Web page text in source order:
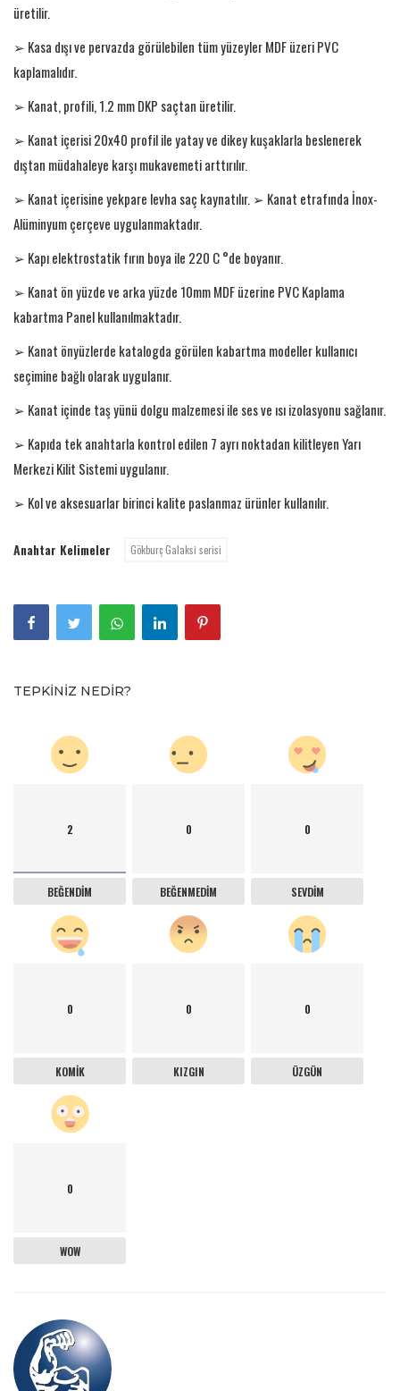
üretilir.
➢ Kasa dışı ve pervazda görülebilen tüm yüzeyler MDF üzeri PVC
kaplamalıdır.
➢ Kanat, profili, 1.2 mm DKP saçtan üretilir.
➢ Kanat içerisi 20x40 profil ile yatay ve dikey kuşaklarla beslenerek
dıştan müdahaleye karşı mukavemeti arttırılır.
➢ Kanat içerisine yekpare levha saç kaynatılır. ➢ Kanat etrafında İnox-
Alüminyum çerçeve uygulanmaktadır.
➢ Kapı elektrostatik fırın boya ile 220 C °de boyanır.
➢ Kanat ön yüzde ve arka yüzde 10mm MDF üzerine PVC Kaplama
kabartma Panel kullanılmaktadır.
➢ Kanat önyüzlerde katalogda görülen kabartma modeller kullanıcı
seçimine bağlı olarak uygulanır.
➢ Kanat içinde taş yünü dolgu malzemesi ile ses ve ısı izolasyonu sağlanır.
➢ Kapıda tek anahtarla kontrol edilen 7 ayrı noktadan kilitleyen Yarı
Merkezi Kilit Sistemi uygulanır.
➢ Kol ve aksesuarlar birinci kalite paslanmaz ürünler kullanılır.
Anahtar Kelimeler Gökburç Galaksi serisi
TEPKINIZ NEDIR?
2
BEĞENDIM
0
BEĞENMEDIM
0
SEVDIM
0
KOMIK
0
KIZGIN
0
ÜZGÜN
0
WOW